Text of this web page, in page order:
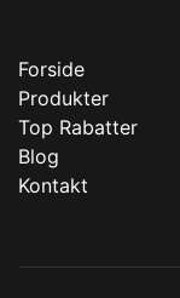
Forside
Produkter
Top Rabatter
Blog
Kontakt